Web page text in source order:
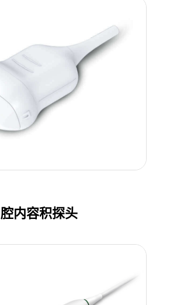
腔内容积探头